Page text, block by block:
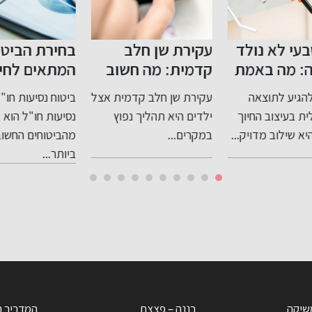
עקירת שן חלב
קדמית: מה חשוב
לדעת?
עקירת שן חלב קדמית אצל
ילדים היא תהליך נפוץ
במקרים...
בחירת הביטוח
המתאים לחיים
ביטוח נסיעות חו"ל ביטוח
נסיעות חו"ל הוא אחד
מהביטוחים החשובים
בננה – פצצת